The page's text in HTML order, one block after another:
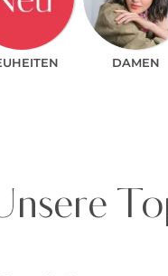
DAMEN